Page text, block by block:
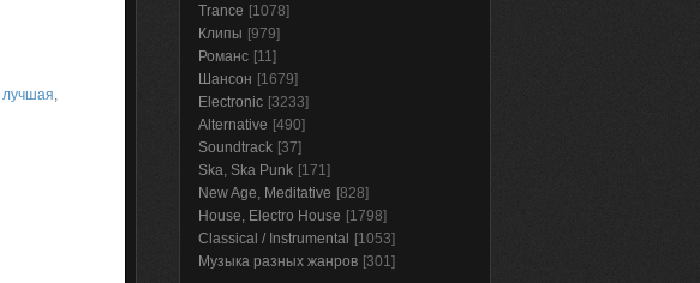
лучшая,
Trance [1078]
Клипы [979]
Романс [11]
Шансон [1679]
Electronic [3233]
Alternative [490]
Soundtrack [37]
Ska, Ska Punk [171]
New Age, Meditative [828]
House, Electro House [1798]
Classical / Instrumental
[1053]
Музыка разных жанров [301]